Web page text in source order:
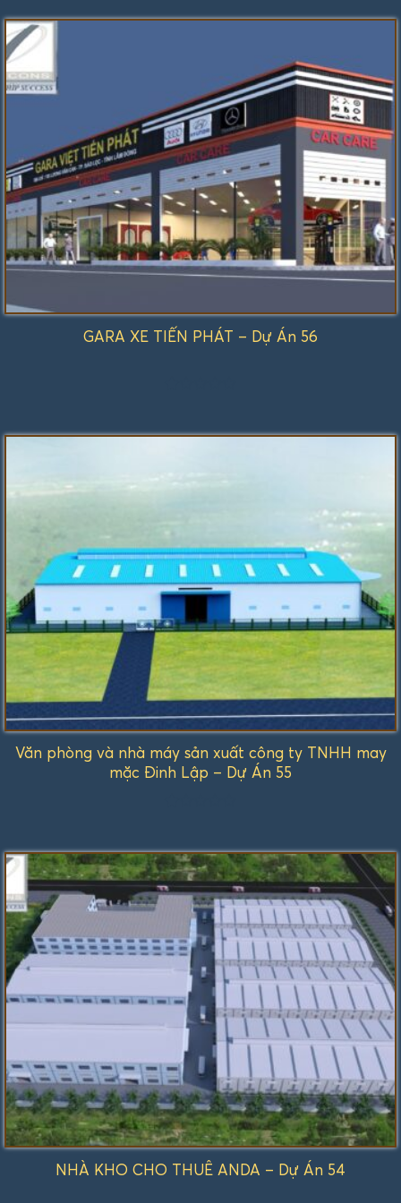
hạng
GARA XE TIẾN PHÁT – Dự Án 56
hạng
Văn phòng và nhà máy sản xuất công ty TNHH may
mặc Đinh Lập – Dự Án 55
hạng
1.00
5
sao
NHÀ KHO CHO THUÊ ANDA – Dự Án 54